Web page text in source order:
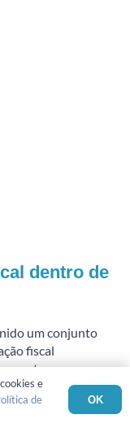
dentro de
um conjunto
fiscal
nota,
que atendem a
condições
e
de
OK